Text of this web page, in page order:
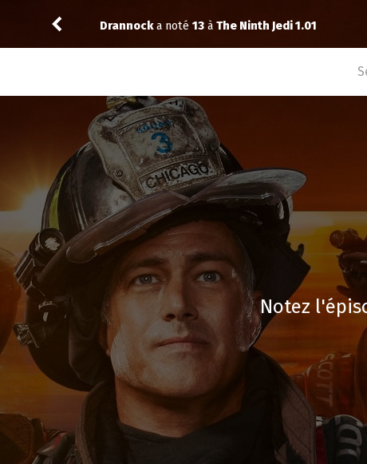
Drannocka noté 13 à The Ninth Jedi 1.01
Notez